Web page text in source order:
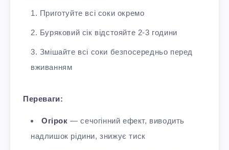
Приготуйте всі соки окремо
Буряковий сік відстояйте 2-3 години
Змішайте всі соки безпосередньо перед
вживанням
Переваги:
Огірок — сечогінний ефект, виводить
надлишок рідини, знижує тиск